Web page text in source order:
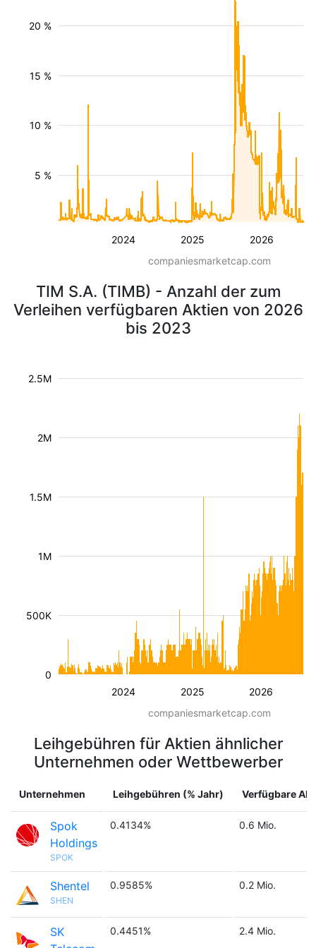
2024 2025 2026
5 %
10 %
15 %
20 %
companiesmarketcap.com
TIM S.A. (TIMB) - Anzahl der zum
Verleihen verfügbaren Aktien von 2026
bis 2023
2024 2025 2026
500K
1M
1.5M
2M
2.5M
0
companiesmarketcap.com
Leihgebühren für Aktien ähnlicher
Unternehmen oder Wettbewerber
Unternehmen Leihgebühren (% Jahr) Verfügbare
Spok
Holdings
SPOK
0.4134% 0.6 Mio.
Shentel
SHEN
0.9585% 0.2 Mio.
SK
0.4451% 2.4 Mio.